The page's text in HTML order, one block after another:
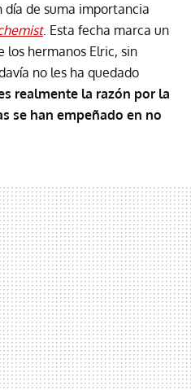
de suma importancia
. Esta fecha marca un
los hermanos Elric, sin
no les ha quedado
realmente la razón por la
se han empeñado en no